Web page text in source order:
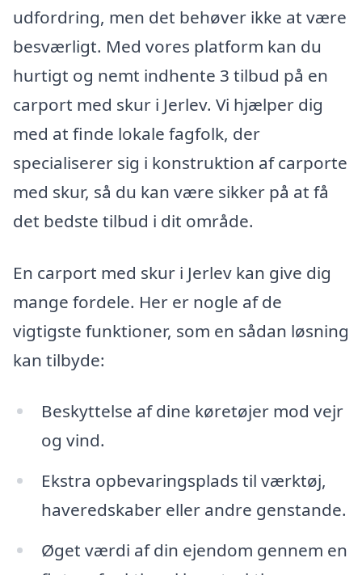
udfordring, men det behøver ikke at være
besværligt. Med vores platform kan du
hurtigt og nemt indhente 3 tilbud på en
carport med skur i Jerlev. Vi hjælper dig
med at finde lokale fagfolk, der
specialiserer sig i konstruktion af carporte
med skur, så du kan være sikker på at få
det bedste tilbud i dit område.
En carport med skur i Jerlev kan give dig
mange fordele. Her er nogle af de
vigtigste funktioner, som en sådan løsning
kan tilbyde:
Beskyttelse af dine køretøjer mod vejr
og vind.
Ekstra opbevaringsplads til værktøj,
haveredskaber eller andre genstande.
Øget værdi af din ejendom gennem en